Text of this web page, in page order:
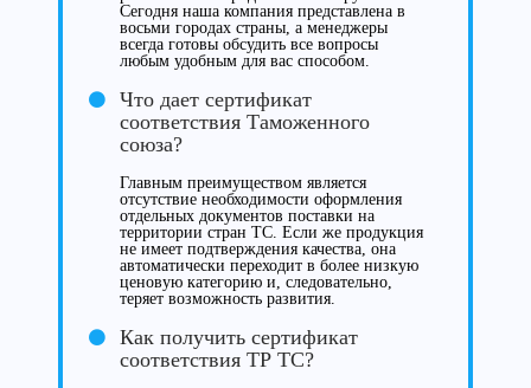
Сегодня наша компания представлена в
восьми городах страны, а менеджеры
всегда готовы обсудить все вопросы
любым удобным для вас способом.
Что дает сертификат
соответствия Таможенного
союза?
Главным преимуществом является
отсутствие необходимости оформления
отдельных документов поставки на
территории стран ТС. Если же продукция
не имеет подтверждения качества, она
автоматически переходит в более низкую
ценовую категорию и, следовательно,
теряет возможность развития.
Как получить сертификат
соответствия ТР ТС?